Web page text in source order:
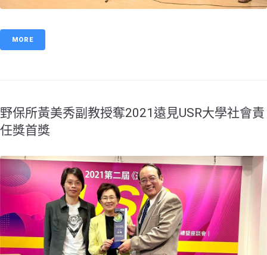
MORE
野保所黃美秀副教授奪2021遠見USR大學社會責
任獎首獎